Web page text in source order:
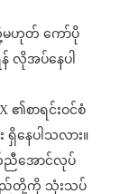
မဟုတ် ကော်ပို
လိုအပ်နေပါ
၏စာရင်းဝင်စံ
ရှိနေပါသလား။
အောင်လုပ်
သည်တို့ကို သုံးသပ်